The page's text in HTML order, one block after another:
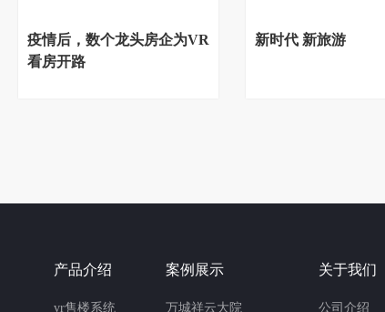
疫情后，数个龙头房企为VR
看房开路
新时代 新旅游
产品介绍
vr售楼系统
案例展示
万城祥云大院
关于我们
公司介绍